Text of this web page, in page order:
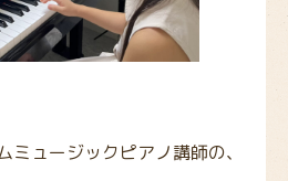
ミュージックピアノ講師の、